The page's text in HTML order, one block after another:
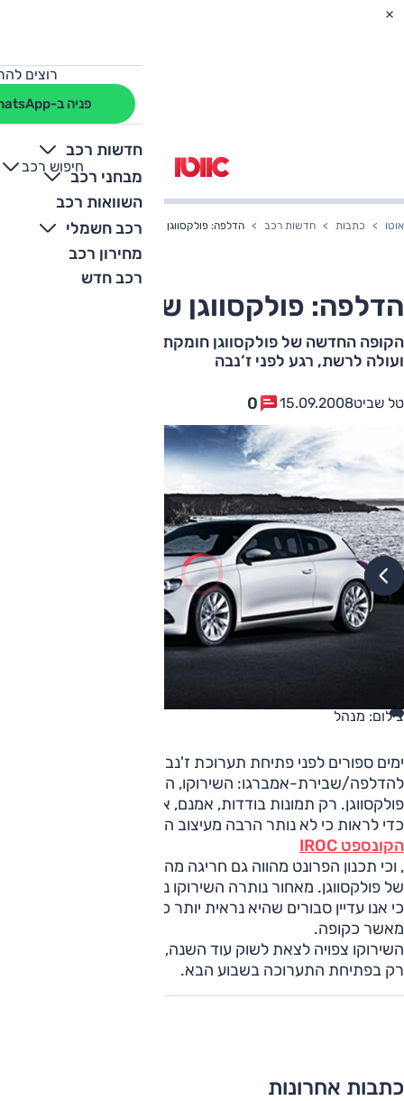
רוצים
פניה ב-WhatsApp
חדשות רכב
מבחני רכב
השוואות רכב
רכב חשמלי
מחירון רכב
רכב חדש
חיפוש רכב
+
-
אוטו כתבות חדשות רכב הדלפה: פולקסווגן שירוקו
הדלפה: פולקסווגן שירוקו
הקופה החדשה של פולקסווגן חומקת גם היא דרך החריצים
ועולה לרשת, רגע לפני ז‘נבה
טל שביט15.09.2008
0
צילום: מנהל
ימים ספורים לפני פתיחת תערוכת ז'נבה, והנה עוד קורבן נפל
להדלפה/שבירת-אמברגו: השירוקו, הקופה הטריה של
פולקסווגן. רק תמונות בודדות, אמנם, אך בגודל נאה – די והותר
כדי לראות כי לא נותר הרבה מעיצוב החרטום של
הקונספט IROC
, וכי תכנון הפרונט מהווה גם חריגה מהמראה המשפחתי העכשווי
של פולקסווגן. מאחור נותרה השירוקו נאמנה למדי לקונספט, אם
מאשר כקופה.
השירוקו צפויה לצאת לשוק עוד השנה, אך פרטים נוספים יחשפו
רק בפתיחת התערוכה בשבוע הבא.
כתבות אחרונות